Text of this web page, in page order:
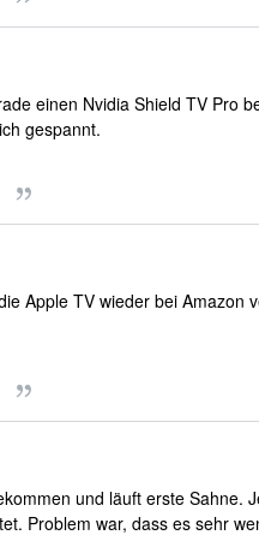
einen Nvidia Shield TV Pro
gespannt.
Apple TV wieder bei Amazon
und läuft erste Sahne.
Problem war, dass es sehr